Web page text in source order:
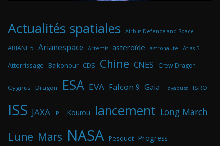
Actualités spatiales Airbus Defence and Space
ARIANE 5 Arianespace Artemis asteroïde astronaute Atlas 5
Atterrissage Baikonour CDS Chine CNES Crew Dragon
Cygnus Dragon ESA EVA Falcon 9 Gaia Hayabusa ISRO
ISS JAXA JPL Kourou lancement Long March
Lune Mars NASA Pesquet Progress